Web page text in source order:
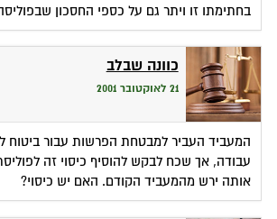
בחתימתו זו ויתר גם על כספי החסכון
כוונה שבלב
21 לאוקטובר 2001
המעביד העביר למבטחת הפרשות עבור ביטוח
עבודה, אך שכח לבקש להוסיף כיסוי זה
אותה ירש מהמעביד הקודם. האם יש כיסוי?